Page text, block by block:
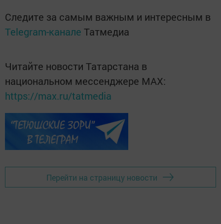
Следите за самым важным и интересным в
Telegram-канале Татмедиа
Читайте новости Татарстана в
национальном мессенджере MАХ:
https://max.ru/tatmedia
Перейти на страницу новости